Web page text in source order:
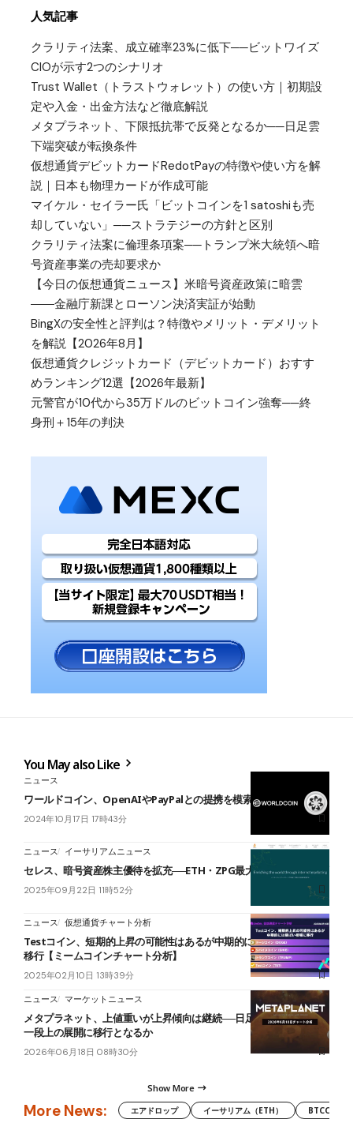
人気記事
クラリティ法案、成立確率23%に低下──ビットワイズ
CIOが示す2つのシナリオ
Trust Wallet（トラストウォレット）の使い方｜初期設
定や入金・出金方法など徹底解説
メタプラネット、下限抵抗帯で反発となるか──日足雲
下端突破が転換条件
仮想通貨デビットカードRedotPayの特徴や使い方を解
説｜日本も物理カードが作成可能
マイケル・セイラー氏「ビットコインを1 satoshiも売
却していない」──ストラテジーの方針と区別
クラリティ法案に倫理条項案──トランプ米大統領へ暗
号資産事業の売却要求か
【今日の仮想通貨ニュース】米暗号資産政策に暗雲
――金融庁新課とローソン決済実証が始動
BingXの安全性と評判は？特徴やメリット・デメリット
を解説【2026年8月】
仮想通貨クレジットカード（デビットカード）おすす
めランキング12選【2026年最新】
元警官が10代から35万ドルのビットコイン強奪──終
身刑＋15年の判決
You May also Like
ニュース
ワールドコイン、OpenAIやPayPalとの提携を模索中｜一時9%上昇
2024年10月17日 17時43分
ニュース イーサリアムニュース
セレス、暗号資産株主優待を拡充──ETH・ZPG最大2万円相当に増額
2025年09月22日 11時52分
ニュース 仮想通貨チャート分析
Testコイン、短期的上昇の可能性はあるが中期的には横ばい相場に
移行【ミームコインチャート分析】
2025年02月10日 13時39分
ニュース マーケットニュース
メタプラネット、上値重いが上昇傾向は継続──日足短期HMA維持で
一段上の展開に移行となるか
2026年06月18日 08時30分
Show More
More News: エアドロップ イーサリアム（ETH） BTCC